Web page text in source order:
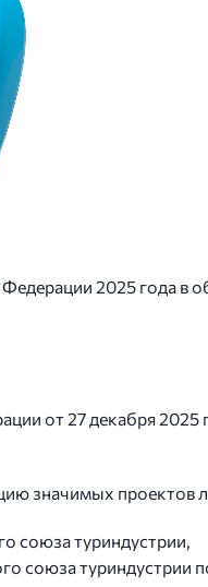
2025 года в
от 27 декабря
значимых проектов
союза туриндустрии,
союза